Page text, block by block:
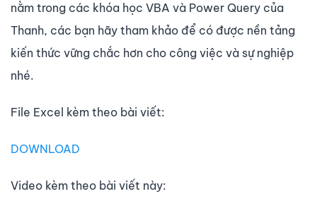
nằm trong các khóa học VBA và Power Query của
Thanh, các bạn hãy tham khảo để có được nền tảng
kiến thức vững chắc hơn cho công việc và sự nghiệp
nhé.
File Excel kèm theo bài viết:
DOWNLOAD
Video kèm theo bài viết này: